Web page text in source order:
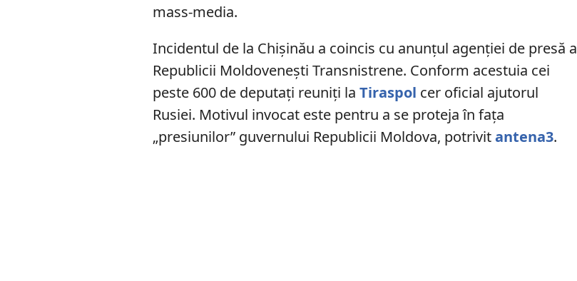
mass-media.
Incidentul de la Chișinău a coincis cu anunțul agenției de presă a
Republicii Moldovenești Transnistrene. Conform acestuia cei
peste 600 de deputați reuniți laTiraspol cer oficial ajutorul
Rusiei. Motivul invocat este pentru a se proteja în fața
„presiunilor” guvernului Republicii Moldova, potrivitantena3.